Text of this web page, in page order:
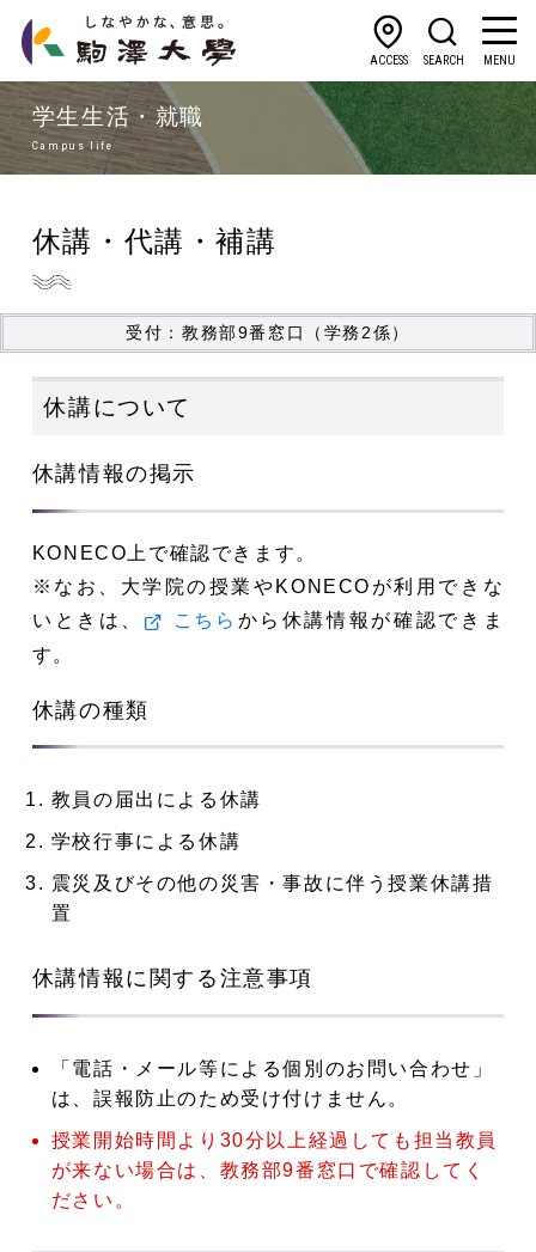
ACCESS SEARCH MENU
学生生活・就職
Campus life
休講・代講・補講
受付：教務部9番窓口（学務2係）
休講について
休講情報の掲示
KONECO上で確認できます。
※なお、大学院の授業やKONECOが利用できな
いときは、
こちら から休講情報が確認できま
す。
休講の種類
教員の届出による休講
学校行事による休講
震災及びその他の災害・事故に伴う授業休講措
置
休講情報に関する注意事項
「電話・メール等による個別のお問い合わせ」
は、誤報防止のため受け付けません。
授業開始時間より30分以上経過しても担当教員
が来ない場合は、教務部9番窓口で確認してく
ださい。